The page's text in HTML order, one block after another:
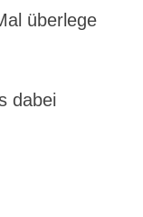
überlege
dabei